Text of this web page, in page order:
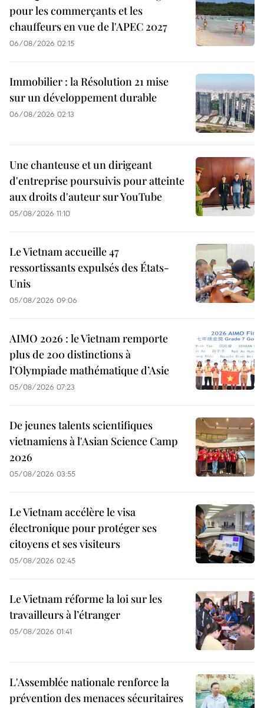
pour les commerçants et les
chauffeurs en vue de l'APEC 2027
06/08/2026 02:15
Immobilier : la Résolution 21 mise
sur un développement durable
06/08/2026 02:13
Une chanteuse et un dirigeant
d'entreprise poursuivis pour atteinte
aux droits d'auteur sur YouTube
05/08/2026 11:10
Le Vietnam accueille 47
ressortissants expulsés des États-
Unis
05/08/2026 09:06
AIMO 2026 : le Vietnam remporte
plus de 200 distinctions à
l’Olympiade mathématique d’Asie
05/08/2026 07:23
De jeunes talents scientifiques
vietnamiens à l'Asian Science Camp
2026
05/08/2026 03:55
Le Vietnam accélère le visa
électronique pour protéger ses
citoyens et ses visiteurs
05/08/2026 02:45
Le Vietnam réforme la loi sur les
travailleurs à l’étranger
05/08/2026 01:41
L'Assemblée nationale renforce la
prévention des menaces sécuritaires